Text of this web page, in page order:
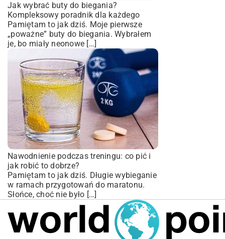
Jak wybrać buty do biegania?
Kompleksowy poradnik dla każdego
Pamiętam to jak dziś. Moje pierwsze
„poważne” buty do biegania. Wybrałem
je, bo miały neonowe […]
Nawodnienie podczas treningu: co pić i
jak robić to dobrze?
Pamiętam to jak dziś. Długie wybieganie
w ramach przygotowań do maratonu.
Słońce, choć nie było […]